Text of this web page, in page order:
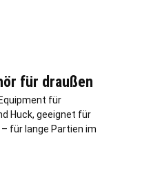
für draußen
für
Huck, geeignet für
für lange Partien im